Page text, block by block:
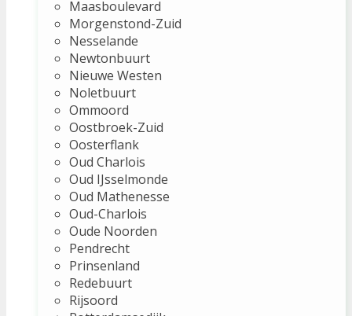
Maasboulevard
Morgenstond-Zuid
Nesselande
Newtonbuurt
Nieuwe Westen
Noletbuurt
Ommoord
Oostbroek-Zuid
Oosterflank
Oud Charlois
Oud IJsselmonde
Oud Mathenesse
Oud-Charlois
Oude Noorden
Pendrecht
Prinsenland
Redebuurt
Rijsoord